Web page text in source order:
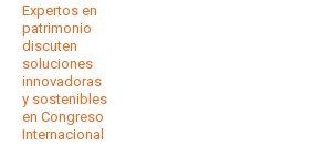
Expertos en
patrimonio
discuten
soluciones
innovadoras
y sostenibles
en Congreso
Internacional